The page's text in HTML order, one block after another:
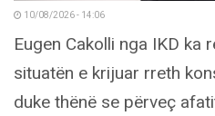
10/08/2026 - 14:06
Eugen Cakolli nga IKD ka
situatën e krijuar rreth
duke thënë se përveç